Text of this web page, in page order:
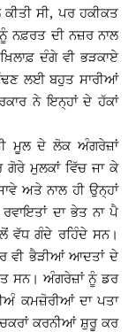
ਸੀ, ਪਰ ਹਕੀਕਤ
ਨਫ਼ਰਤ ਦੀ ਨਜ਼ਰ ਨਾਲ
ਦੰਗੇ ਵੀ ਭੜਕਾਏ
ਲਈ ਬਹੁਤ ਸਾਰੀਆਂ
ਨੇ ਇਨ੍ਹਾਂ ਦੇ ਹੱਕਾਂ
ਮੂਲ ਦੇ ਲੋਕ ਅੰਗਰੇਜ਼ਾਂ
ਮੁਲਕਾਂ ਵਿੱਚ ਜਾ ਕੇ
ਅਤੇ ਨਾਲ ਹੀ ਉਨ੍ਹਾਂ
ਦਾ ਭੇਤ ਨਾ ਪੈ
ਵੱਧ ਗੰਦੇ ਰਹਿੰਦੇ ਸਨ।
ਵੀ ਭੈੜੀਆਂ ਆਦਤਾਂ ਦੇ
ਸਨ। ਅੰਗਰੇਜ਼ਾਂ ਨੂੰ ਡਰ
ਕਮਜ਼ੋਰੀਆਂ ਦਾ ਪਤਾ
ਕਰਨੀਆਂ ਸ਼ੁਰੂ ਕਰ